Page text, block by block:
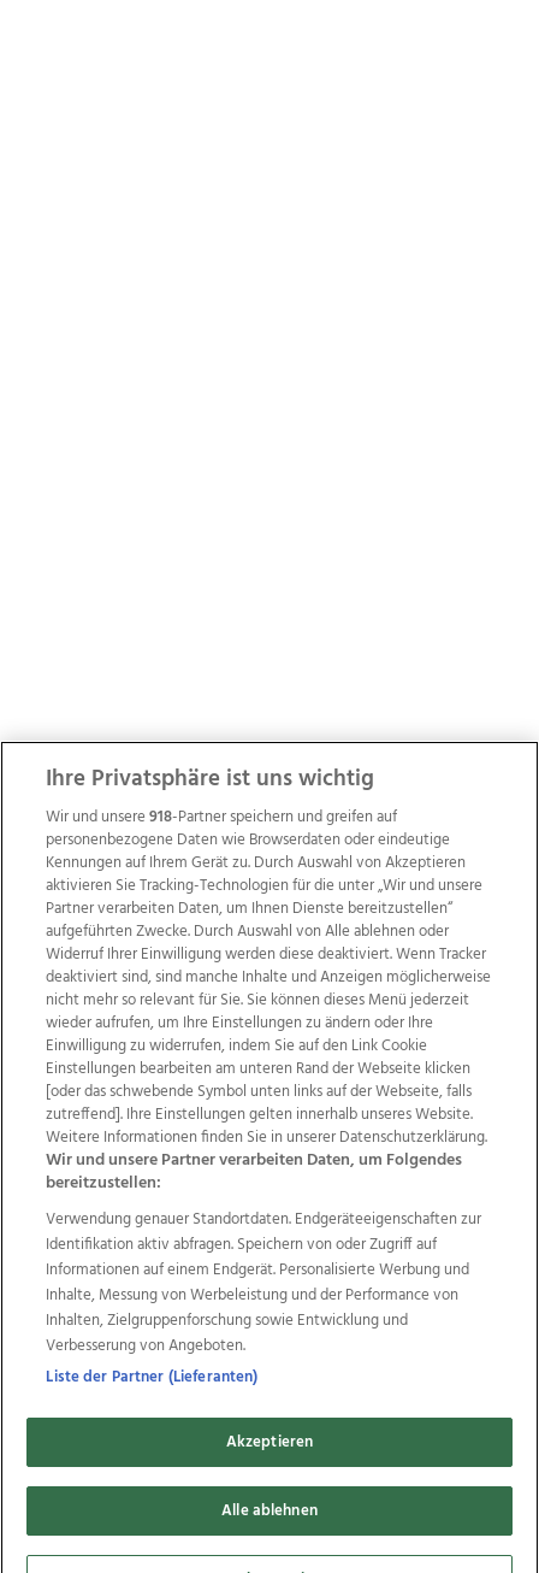
Wir über uns Mediadaten Kontakt
Jobs
Datenschutz
Impressum
AGB Anzeigekunden
AGB Website
Ehrenkodex Politische Werbung
Weitere Angebote des Medienhauses Wimmer
TV1 di-mog-i.at OÖNow
Ischler Woche
Life Radio
OÖNachrichten
OÖN Immobilien
OÖN Karriere
OÖN Reise
Promenaden Galerien
Regionaljobs
wasistlos.at
Copyrights © 2026 Tips Zeitungs GmbH & Co KG
developed by11x11.net
Cookie Einstellungen bearbeiten
Ihre Privatsphäre ist uns wichtig
Wir und unsere918-Partner speichern und greifen auf
personenbezogene Daten wie Browserdaten oder eindeutige
Kennungen auf Ihrem Gerät zu. Durch Auswahl von Akzeptieren
aktivieren Sie Tracking-Technologien für die unter „Wir und unsere
Partner verarbeiten Daten, um Ihnen Dienste bereitzustellen“
aufgeführten Zwecke. Durch Auswahl von Alle ablehnen oder
Widerruf Ihrer Einwilligung werden diese deaktiviert. Wenn Tracker
deaktiviert sind, sind manche Inhalte und Anzeigen möglicherweise
nicht mehr so relevant für Sie. Sie können dieses Menü jederzeit
wieder aufrufen, um Ihre Einstellungen zu ändern oder Ihre
Einwilligung zu widerrufen, indem Sie auf den Link Cookie
Einstellungen bearbeiten am unteren Rand der Webseite klicken
[oder das schwebende Symbol unten links auf der Webseite, falls
zutreffend]. Ihre Einstellungen gelten innerhalb unseres Website.
Weitere Informationen finden Sie in unserer Datenschutzerklärung.
Wir und unsere Partner verarbeiten Daten, um Folgendes
bereitzustellen:
Verwendung genauer Standortdaten. Endgeräteeigenschaften zur
Identifikation aktiv abfragen. Speichern von oder Zugriff auf
Informationen auf einem Endgerät. Personalisierte Werbung und
Inhalte, Messung von Werbeleistung und der Performance von
Inhalten, Zielgruppenforschung sowie Entwicklung und
Verbesserung von Angeboten.
Liste der Partner (Lieferanten)
Akzeptieren
Alle ablehnen